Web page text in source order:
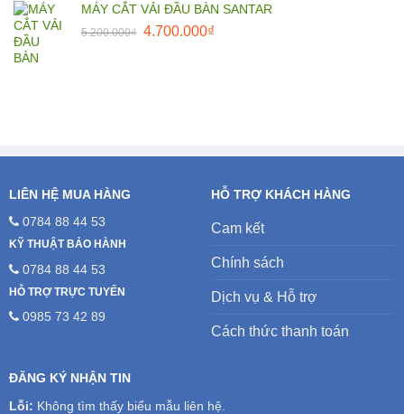
MÁY CẮT VẢI ĐẦU BÀN SANTAR
5.200.000₫ Giá
4.700.000₫Giá
LIÊN HỆ MUA HÀNG
0784 88 44 53
KỸ THUẬT BẢO HÀNH
0784 88 44 53
HỖ TRỢ TRỰC TUYẾN
0985 73 42 89
HỖ TRỢ KHÁCH HÀNG
Cam kết
Chính sách
Dịch vụ & Hỗ trợ
Cách thức thanh toán
ĐĂNG KÝ NHẬN TIN
Lỗi: Không tìm thấy biểu mẫu liên hệ.